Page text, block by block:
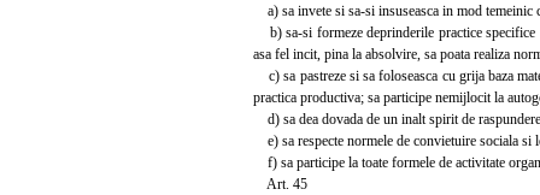
a) sa invete si sa-si insuseasca in mod temeinic
b) sa-si formeze deprinderile practice
asa fel incit, pina la absolvire, sa poata realiza
c) sa pastreze si sa foloseasca cu grija baza
practica productiva; sa participe nemijlocit la
d) sa dea dovada de un inalt spirit de
e) sa respecte normele de convietuire sociala si
f) sa participe la toate formele de activitate
Art. 45